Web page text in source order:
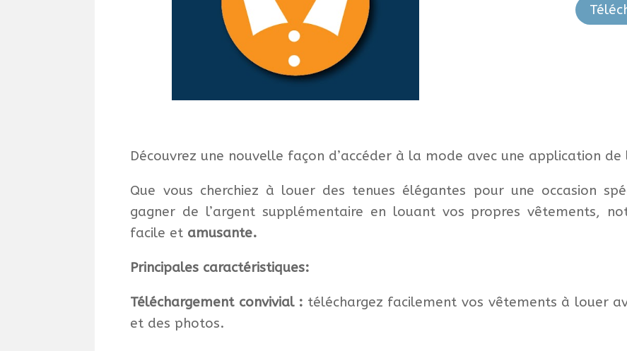
Découvrez une nouvelle façon d’accéder à la mode avec une application
Que vous cherchiez à louer des tenues élégantes pour une occasion
gagner de l’argent supplémentaire en louant vos propres vêtements,
facile et amusante.
Principales caractéristiques:
Téléchargement convivial : téléchargez facilement vos vêtements à louer
et des photos.